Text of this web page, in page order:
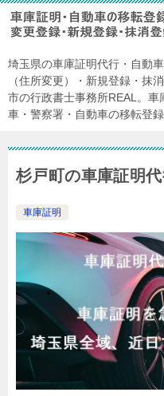
埼玉県の車庫証明代行・自動
（住所変更）・新規登録・抹
市の行政書士事務所REAL。
車・警察署・自動車の移転登録
杉戸町の車庫証明
車庫証明